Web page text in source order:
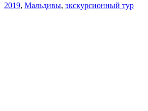
2019, Мальдивы, экскурсионный тур